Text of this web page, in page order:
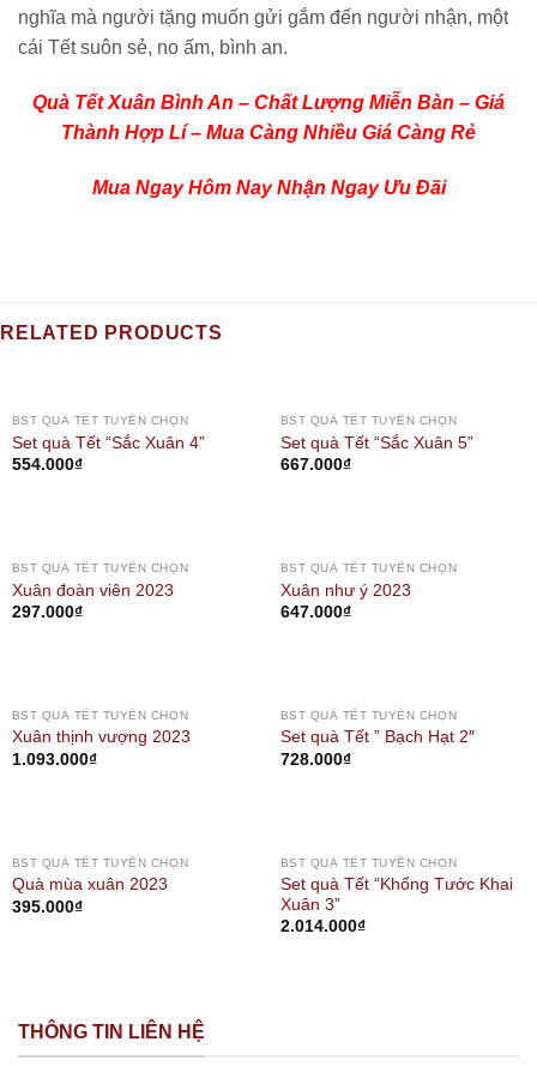
nghĩa mà người tặng muốn gửi gắm đến người nhận, một
cái Tết suôn sẻ, no ấm, bình an.
Quà Tết Xuân Bình An – Chất Lượng Miễn Bàn – Giá
Thành Hợp Lí – Mua Càng Nhiều Giá Càng Rẻ
Mua Ngay Hôm Nay Nhận Ngay Ưu Đãi
RELATED PRODUCTS
BST QUÀ TẾT TUYỂN CHỌN
Set quà Tết “Sắc Xuân 4”
554.000₫
BST QUÀ TẾT TUYỂN CHỌN
Set quà Tết “Sắc Xuân 5”
667.000₫
BST QUÀ TẾT TUYỂN CHỌN
Xuân đoàn viên 2023
297.000₫
OUT OF STOCK
BST QUÀ TẾT TUYỂN CHỌN
Xuân như ý 2023
647.000₫
OUT OF STOCK
BST QUÀ TẾT TUYỂN CHỌN
Xuân thịnh vượng 2023
1.093.000₫
BST QUÀ TẾT TUYỂN CHỌN
Set quà Tết ” Bạch Hạt 2″
728.000₫
OUT OF STOCK
BST QUÀ TẾT TUYỂN CHỌN
Quà mùa xuân 2023
395.000₫
BST QUÀ TẾT TUYỂN CHỌN
Set quà Tết “Khổng Tước Khai
Xuân 3”
2.014.000₫
THÔNG TIN LIÊN HỆ